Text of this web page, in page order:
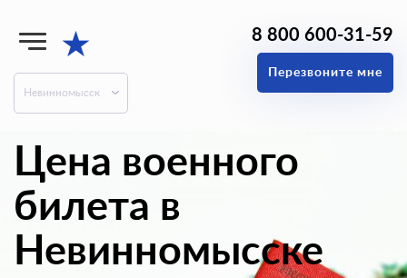
★
Невинномысск
8 800 600-31-59
Перезвоните мне
Цена военного
билета в
Невинномысске